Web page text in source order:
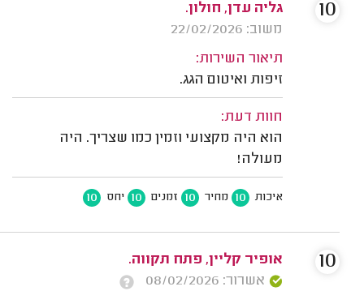
גליה עדן, חולון.
משוב: 22/02/2026
תיאור השירות:
זיפות ואיטום הגג.
חוות דעת:
הוא היה מקצועי וזמין כמו שצריך. היה
מעולה!
איכות 10 מחיר 10 זמנים 10 יחס 10
10
אופיר קליין, פתח תקווה.
אשרור: 08/02/2026
10